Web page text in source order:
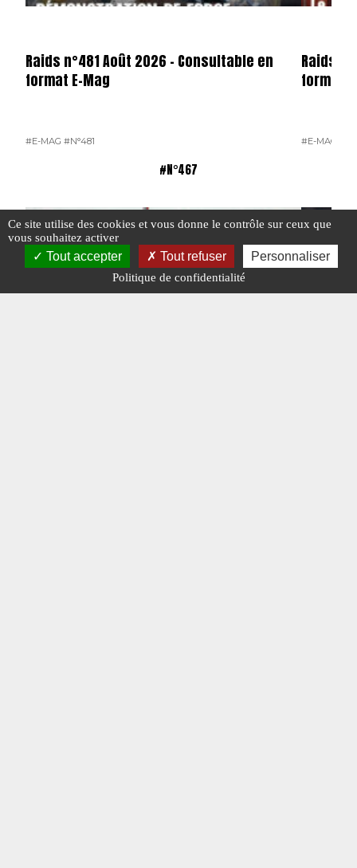
Raids n°481 Août 2026 – Consultable en
format E-Mag
#E-MAG #N°481
Raids
format
#E-MAG
#N°467
Ce site utilise des cookies et vous donne le contrôle sur ceux que
vous souhaitez activer
Tout accepter Tout refuser Personnaliser
Politique de confidentialité